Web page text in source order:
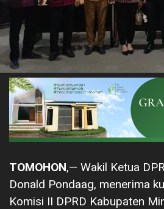
TOMOHON,— Wakil Ketua
Donald Pondaag, menerima
Komisi II DPRD Kabupaten